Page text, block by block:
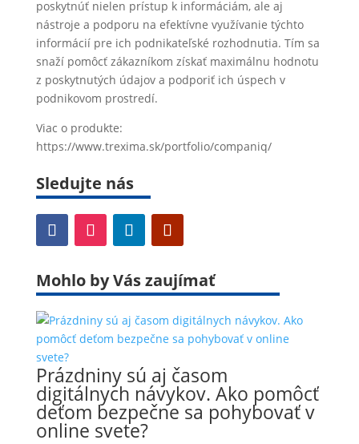
poskytnúť nielen prístup k informáciám, ale aj
nástroje a podporu na efektívne využívanie týchto
informácií pre ich podnikateľské rozhodnutia. Tím sa
snaží pomôcť zákazníkom získať maximálnu hodnotu
z poskytnutých údajov a podporiť ich úspech v
podnikovom prostredí.
Viac o produkte:
https://www.trexima.sk/portfolio/companiq/
Sledujte nás
Mohlo by Vás zaujímať
Prázdniny sú aj časom
digitálnych návykov. Ako pomôcť
deťom bezpečne sa pohybovať v
online svete?